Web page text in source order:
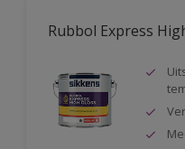
Rubbol Express